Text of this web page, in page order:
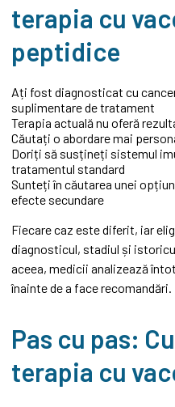
terapia cu
peptidice
Ați fost diagnosticat cu
suplimentare de tratament
Terapia actuală nu oferă
Căutați o abordare mai
Doriți să susțineți sistemul
tratamentul standard
Sunteți în căutarea unei
efecte secundare
Fiecare caz este diferit, iar
diagnosticul, stadiul și
aceea, medicii analizează
înainte de a face recomandări.
Pas cu pas:
terapia cu